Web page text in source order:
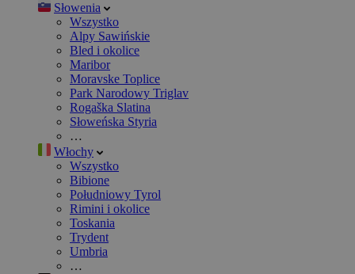
Słowenia
Wszystko
Alpy Sawińskie
Bled i okolice
Maribor
Moravske Toplice
Park Narodowy Triglav
Rogaška Slatina
Słoweńska Styria
…
Włochy
Wszystko
Bibione
Południowy Tyrol
Rimini i okolice
Toskania
Trydent
Umbria
…